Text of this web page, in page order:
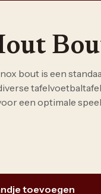
bout is een
een optimale
toevoegen